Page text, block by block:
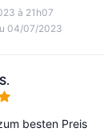
à 21h07
04/07/2023
5
besten Preis